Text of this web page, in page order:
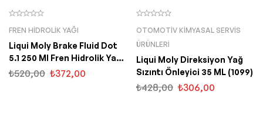
FREN HIDROLIK YAĞI
Liqui Moly Brake Fluid Dot
5.1 250 Ml Fren Hidrolik Yağı
(3092)
₺520,00 ₺372,00
OTOMOTIV KIMYASAL SERVIS
ÜRÜNLERI
Liqui Moly Direksiyon Yağ
Sızıntı Önleyici 35 ML (1099)
₺428,00 ₺306,00